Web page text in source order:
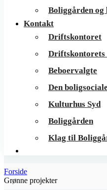
Boliggården
Kontakt
Driftskontoret
Driftskontorets
Beboervalgte
Den
Kulturhus Syd
Boliggården
Klag til
Forside
Grønne projekter